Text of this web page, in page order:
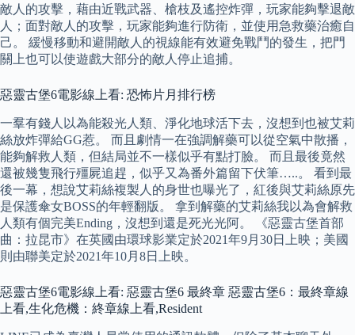
敵人的攻擊，藉由近戰武器、槍枝及遙控炸彈，玩家能夠擊退敵
人；面對敵人的攻擊，玩家能夠進行防衛，並使用急救藥治癒自
己。 緩慢移動和避開敵人的視線能有效避免戰鬥的發生，把門
關上也可以使遊戲大部分的敵人停止追捕。
惡靈古堡6電影線上看: 恐怖片月排行榜
一羣有錢人以為能殺光人類、淨化地球活下去，沒想到也被艾莉
絲放炸彈給GG惹。 而且劇情一在強調解藥可以從空氣中散播，
能夠解救人類，但結局並不一樣似乎有點打臉。 而且最後竟然
還被幾隻飛行殭屍追趕，似乎又為番外篇留下伏筆…..。 看到最
後一幕，想說艾莉絲複製人的身世也曝光了，紅後與艾莉絲原先
是保護傘女BOSS的年輕翻版。 拿到解藥的艾莉絲我以為會解救
人類有個完美Ending，沒想到還是死光光阿。 《惡靈古堡首部
曲：拉昆市》在英國由環球影業定於2021年9月30日上映；美國
則由聯美定於2021年10月8日上映。
惡靈古堡6電影線上看: 惡靈古堡6 最終章 惡靈古堡6：最終章線
上看,生化危機：終章線上看,Resident